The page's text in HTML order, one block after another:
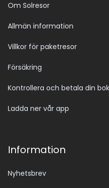
Om Solresor
Allmän information
Villkor för paketresor
Försäkring
Kontrollera och betala din
Ladda ner vår app
Information
Nyhetsbrev